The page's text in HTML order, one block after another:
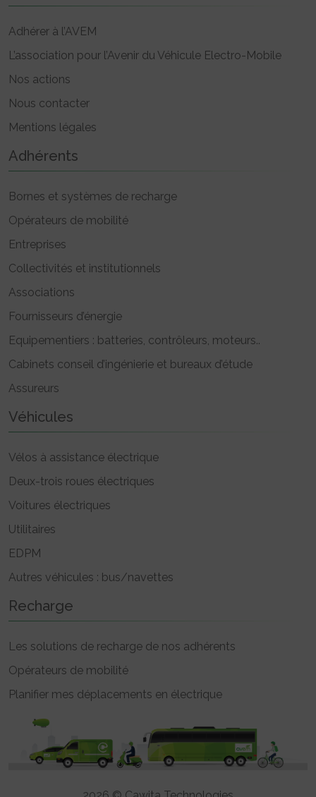
Adhérer à l’AVEM
L’association pour l’Avenir du Véhicule Electro-Mobile
Nos actions
Nous contacter
Mentions légales
Adhérents
Bornes et systèmes de recharge
Opérateurs de mobilité
Entreprises
Collectivités et institutionnels
Associations
Fournisseurs d’énergie
Equipementiers : batteries, contrôleurs, moteurs..
Cabinets conseil d’ingénierie et bureaux d’étude
Assureurs
Véhicules
Vélos à assistance électrique
Deux-trois roues électriques
Voitures électriques
Utilitaires
EDPM
Autres véhicules : bus/navettes
Recharge
Les solutions de recharge de nos adhérents
Opérateurs de mobilité
Planifier mes déplacements en électrique